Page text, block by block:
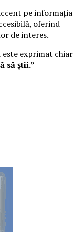
pe informația
oferind
de interes.
este exprimat chiar
să știi.”